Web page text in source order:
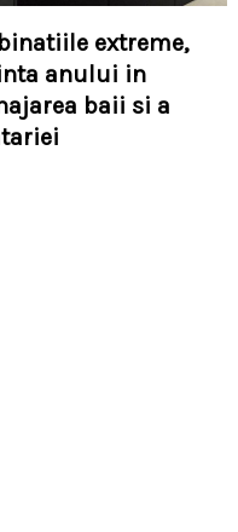
extreme,
anului in
baii si a